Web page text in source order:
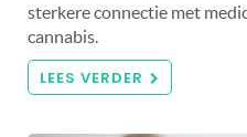
sterkere connectie met
cannabis.
LEES VERDER